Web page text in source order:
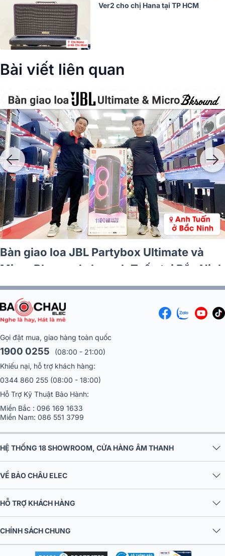
Ver2 cho chị Hana tại TP HCM
Bài viết liên quan
Bàn giao loa JBL Partybox Ultimate và
Micro Bksound cho anh Tuấn tại Bắc Ninh
Gọi đặt mua, giao hàng toàn quốc
1900 0255
(08:00 - 21:00)
Khiếu nại, hỗ trợ khách hàng:
0344 860 255 (08:00 - 18:00)
Hỗ Trợ Kỹ Thuật Bảo Hành:
Miền Bắc : 096 169 1633
Miền Nam: 086 551 3799
HỆ THỐNG 18 SHOWROOM, CỬA HÀNG ÂM THANH
VỀ BẢO CHÂU ELEC
HỖ TRỢ KHÁCH HÀNG
CHÍNH SÁCH CHUNG